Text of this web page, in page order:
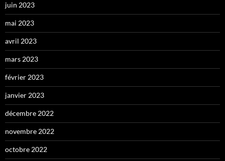
juin 2023
mai 2023
avril 2023
mars 2023
février 2023
janvier 2023
décembre 2022
novembre 2022
octobre 2022